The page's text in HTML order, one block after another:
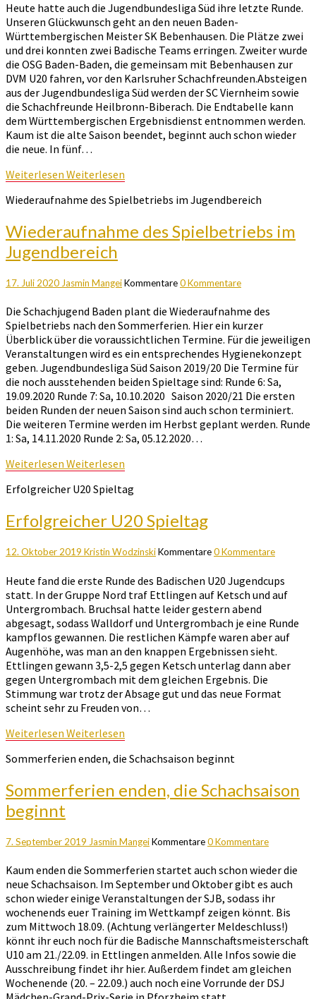
Heute hatte auch die Jugendbundesliga Süd ihre letzte Runde.
Unseren Glückwunsch geht an den neuen Baden-
Württembergischen Meister SK Bebenhausen. Die Plätze zwei
und drei konnten zwei Badische Teams erringen. Zweiter wurde
die OSG Baden-Baden, die gemeinsam mit Bebenhausen zur
DVM U20 fahren, vor den Karlsruher Schachfreunden.Absteigen
aus der Jugendbundesliga Süd werden der SC Viernheim sowie
die Schachfreunde Heilbronn-Biberach. Die Endtabelle kann
dem Württembergischen Ergebnisdienst entnommen werden.
Kaum ist die alte Saison beendet, beginnt auch schon wieder
die neue. In fünf…
Weiterlesen Weiterlesen
Wiederaufnahme des Spielbetriebs im Jugendbereich
Wiederaufnahme des Spielbetriebs im
Jugendbereich
17. Juli 2020Jasmin MangeiKommentare0 Kommentare
Die Schachjugend Baden plant die Wiederaufnahme des
Spielbetriebs nach den Sommerferien. Hier ein kurzer
Überblick über die voraussichtlichen Termine. Für die jeweiligen
Veranstaltungen wird es ein entsprechendes Hygienekonzept
geben. Jugendbundesliga Süd Saison 2019/20 Die Termine für
die noch ausstehenden beiden Spieltage sind: Runde 6: Sa,
19.09.2020 Runde 7: Sa, 10.10.2020 Saison 2020/21 Die ersten
beiden Runden der neuen Saison sind auch schon terminiert.
Die weiteren Termine werden im Herbst geplant werden. Runde
1: Sa, 14.11.2020 Runde 2: Sa, 05.12.2020…
Weiterlesen Weiterlesen
Erfolgreicher U20 Spieltag
Erfolgreicher U20 Spieltag
12. Oktober 2019 Kristin WodzinskiKommentare0 Kommentare
Heute fand die erste Runde des Badischen U20 Jugendcups
statt. In der Gruppe Nord traf Ettlingen auf Ketsch und auf
Untergrombach. Bruchsal hatte leider gestern abend
abgesagt, sodass Walldorf und Untergrombach je eine Runde
kampflos gewannen. Die restlichen Kämpfe waren aber auf
Augenhöhe, was man an den knappen Ergebnissen sieht.
Ettlingen gewann 3,5-2,5 gegen Ketsch unterlag dann aber
gegen Untergrombach mit dem gleichen Ergebnis. Die
Stimmung war trotz der Absage gut und das neue Format
scheint sehr zu Freuden von…
Weiterlesen Weiterlesen
Sommerferien enden, die Schachsaison beginnt
Sommerferien enden, die Schachsaison
beginnt
7. September 2019 Jasmin MangeiKommentare0 Kommentare
Kaum enden die Sommerferien startet auch schon wieder die
neue Schachsaison. Im September und Oktober gibt es auch
schon wieder einige Veranstaltungen der SJB, sodass ihr
wochenends euer Training im Wettkampf zeigen könnt. Bis
zum Mittwoch 18.09. (Achtung verlängerter Meldeschluss!)
könnt ihr euch noch für die Badische Mannschaftsmeisterschaft
U10 am 21./22.09. in Ettlingen anmelden. Alle Infos sowie die
Ausschreibung findet ihr hier. Außerdem findet am gleichen
Wochenende (20. – 22.09.) auch noch eine Vorrunde der DSJ